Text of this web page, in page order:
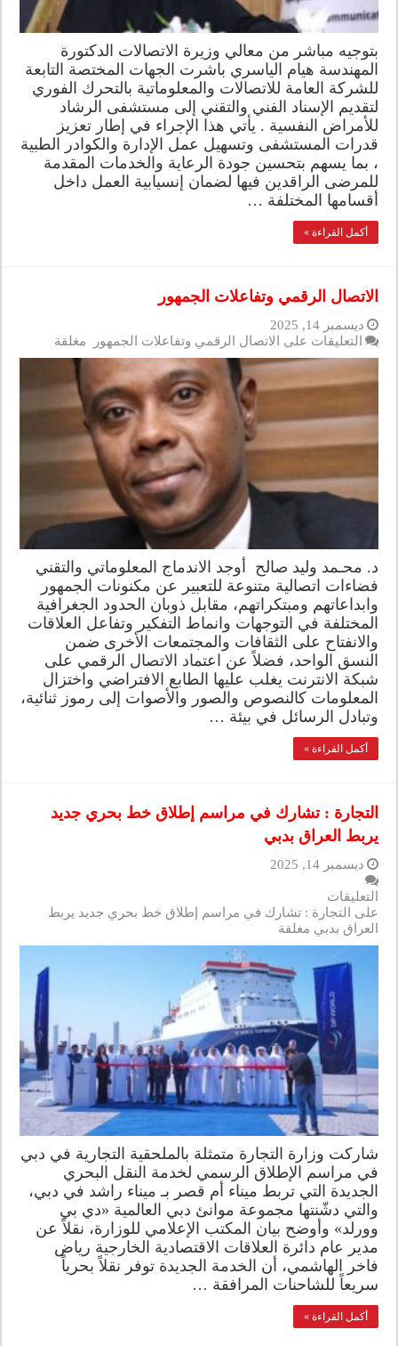
بتوجيه مباشر من معالي وزيرة الاتصالات الدكتورة
المهندسة هيام الياسري باشرت الجهات المختصة التابعة
للشركة العامة للاتصالات والمعلوماتية بالتحرك الفوري
لتقديم الإسناد الفني والتقني إلى مستشفى الرشاد
للأمراض النفسية . يأتي هذا الإجراء في إطار تعزيز
قدرات المستشفى وتسهيل عمل الإدارة والكوادر الطبية
، بما يسهم بتحسين جودة الرعاية والخدمات المقدمة
للمرضى الراقدين فيها لضمان إنسيابية العمل داخل
أقسامها المختلفة …
أكمل القراءة »
الاتصال الرقمي وتفاعلات الجمهور
ديسمبر 14, 2025
التعليقات على الاتصال الرقمي وتفاعلات الجمهور مغلقة
د. محـمد وليد صالح أوجد الاندماج المعلوماتي والتقني
فضاءات اتصالية متنوعة للتعبير عن مكنونات الجمهور
وابداعاتهم ومبتكراتهم، مقابل ذوبان الحدود الجغرافية
المختلفة في التوجهات وانماط التفكير وتفاعل العلاقات
والانفتاح على الثقافات والمجتمعات الأخرى ضمن
النسق الواحد، فضلاً عن اعتماد الاتصال الرقمي على
شبكة الانترنت يغلب عليها الطابع الافتراضي واختزال
المعلومات كالنصوص والصور والأصوات إلى رموز ثنائية،
وتبادل الرسائل في بيئة …
أكمل القراءة »
التجارة : تشارك في مراسم إطلاق خط بحري جديد
يربط العراق بدبي
ديسمبر 14, 2025
التعليقات
على التجارة : تشارك في مراسم إطلاق خط بحري جديد يربط
العراق بدبي مغلقة
شاركت وزارة التجارة متمثلة بالملحقية التجارية في دبي
في مراسم الإطلاق الرسمي لخدمة النقل البحري
الجديدة التي تربط ميناء أم قصر بـ ميناء راشد في دبي،
والتي دشّنتها مجموعة موانئ دبي العالمية «دي بي
وورلد» وأوضح بيان المكتب الإعلامي للوزارة، نقلاً عن
مدير عام دائرة العلاقات الاقتصادية الخارجية رياض
فاخر الهاشمي، أن الخدمة الجديدة توفر نقلاً بحرياً
سريعاً للشاحنات المرافقة …
أكمل القراءة »